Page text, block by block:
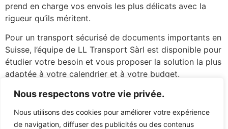
Nous respectons votre vie privée.
Nous utilisons des cookies pour améliorer votre expérience
de navigation, diffuser des publicités ou des contenus
prend en charge vos envois les plus délicats avec la
rigueur qu’ils méritent.
Pour un transport sécurisé de documents importants en
Suisse, l’équipe de LL Transport Sàrl est disponible pour
étudier votre besoin et vous proposer la solution la plus
adaptée à votre calendrier et à votre budget.
Vos documents méritent mieux qu’un transporteur
exactement ce qu’ils valent.